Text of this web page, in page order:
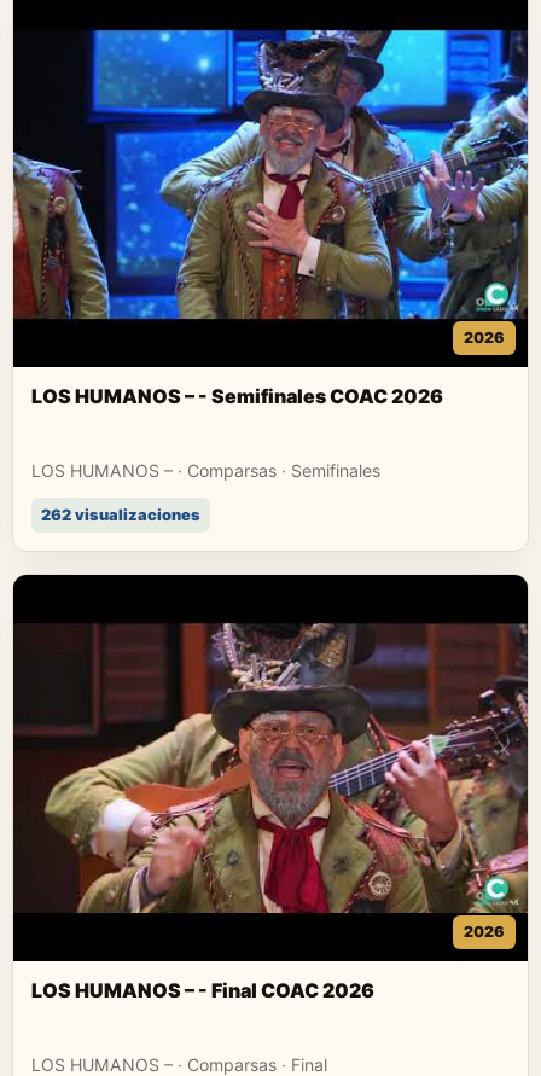
2026
LOS HUMANOS – - Semifinales COAC 2026
LOS HUMANOS – · Comparsas · Semifinales
262 visualizaciones
2026
LOS HUMANOS – - Final COAC 2026
LOS HUMANOS – · Comparsas · Final